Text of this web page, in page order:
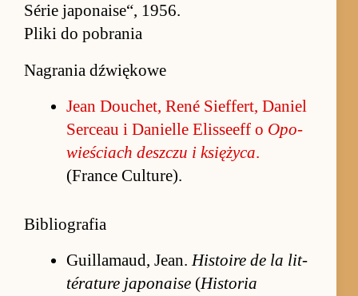
Série ja­po­na­ise“, 1956.
Pliki do pobrania
Nagrania dźwiękowe
Jean Do­uchet, René Sief­fert, Da­niel
Ser­ceau i Da­nielle Elis­se­eff o Opo­
wie­ściach desz­czu i księ­życa.
(France Cul­tu­re).
Bibliografia
Guil­lamaud, Jean.Hi­sto­ire de la lit­
térature ja­po­na­ise(Hi­sto­ria